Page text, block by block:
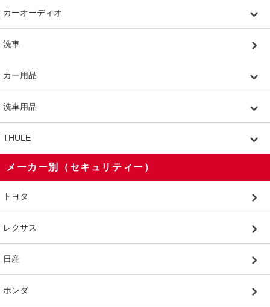
カーオーディオ
洗車
カー用品
洗車用品
THULE
メーカー別（セキュリティー）
トヨタ
レクサス
日産
ホンダ